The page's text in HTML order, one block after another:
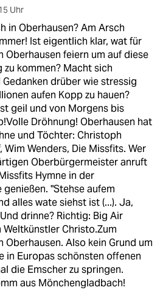
Uhr
in Oberhausen? Am Arsch
Ist eigentlich klar, wat für
Oberhausen feiern um auf diese
zu kommen? Macht sich
drüber wie stressig
aufen Kopp zu hauen?
geil und von Morgens bis
Dröhnung! Oberhausen hat
und Töchter: Christoph
Wim Wenders, Die Missfits. Wer
Oberbürgermeister anruft
Hymne in der
"Stehse aufem
alles wate siehst ist (...). Ja,
drinne? Richtig: Big Air
Christo.Zum
Oberhausen. Also kein Grund um
in Europas schönsten offenen
die Emscher zu springen.
aus Mönchengladbach!